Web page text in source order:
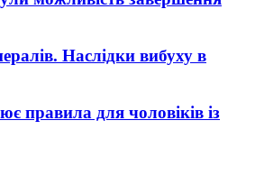
Наслідки вибуху в
правила для чоловіків із